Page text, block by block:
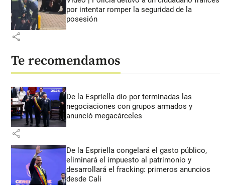
por intentar romper la seguridad de la
posesión
share
Te recomendamos
De la Espriella dio por terminadas las
negociaciones con grupos armados y
anunció megacárceles
share
De la Espriella congelará el gasto público,
eliminará el impuesto al patrimonio y
desarrollará el fracking: primeros anuncios
desde Cali